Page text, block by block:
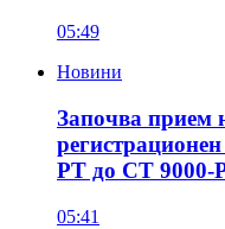
05:49
Новини
Започва прием
РТ до СТ 9000-
05:41